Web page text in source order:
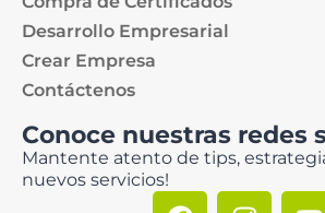
Desarrollo Empresarial
Crear Empresa
Contáctenos
Conoce nuestras redes
Mantente atento de tips,
nuevos servicios!